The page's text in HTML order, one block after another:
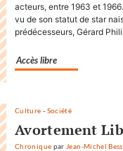
acteurs, entre 1963 et
vu de son statut de star
prédécesseurs, Gérard
Accès libre
Culture - Société
Avortement
Chronique par Jean-Michel